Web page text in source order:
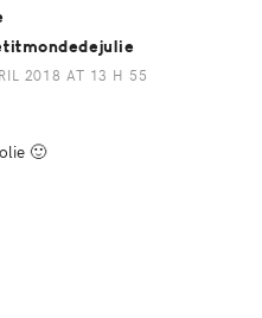
2018 AT 13 H 55
🙂